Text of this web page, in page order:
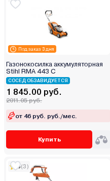
Под заказ 3 дня
Газонокосилка аккумуляторная
Stihl RMA 443 C
СОСЕД ОБЗАВИДУЕТСЯ
1 845.00 руб.
2011.05 руб.
от 46 руб. руб./мес.
Купить
5(3)